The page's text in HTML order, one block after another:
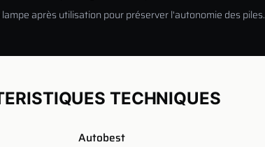
lampe après utilisation pour préserver l'autonomie des piles.
TECHNIQUES
Autobest